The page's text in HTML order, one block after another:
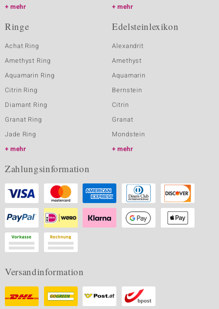
mehr
mehr
Ringe
Achat Ring
Amethyst Ring
Aquamarin Ring
Citrin Ring
Diamant Ring
Granat Ring
Jade Ring
mehr
Edelsteinlexikon
Alexandrit
Amethyst
Aquamarin
Bernstein
Citrin
Granat
Mondstein
mehr
Zahlungsinformation
Versandinformation